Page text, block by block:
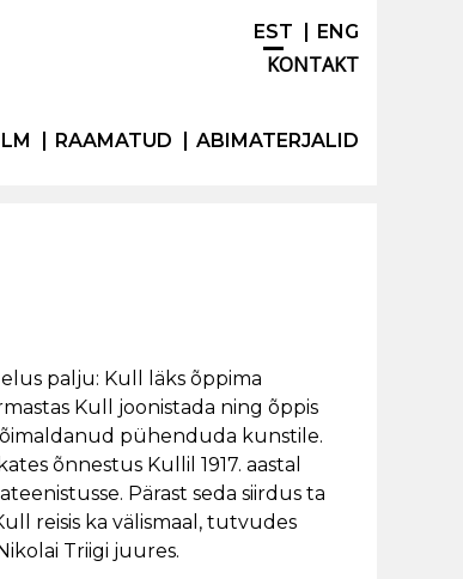
EST ENG
KONTAKT
RAAMATUD ABIMATERJALID
palju: Kull läks õppima
Kull joonistada ning õppis
pühenduda kunstile.
õnnestus Kullil 1917. aastal
Pärast seda siirdus ta
reisis ka välismaal, tutvudes
Triigi juures.